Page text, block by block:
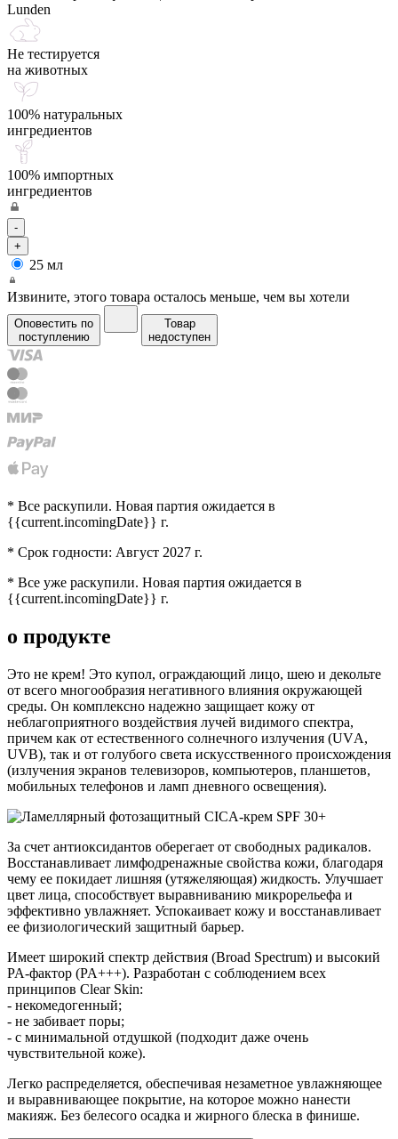
Не тестируется
на животных
100% натуральных
ингредиентов
100% импортных
ингредиентов
-
+
25 мл
Извините, этого товара осталось меньше, чем вы хотели
Оповестить по
поступлению
Товар
недоступен
* Все раскупили. Новая партия ожидается в
{{current.incomingDate}} г.
* Срок годности: Август 2027 г.
* Все уже раскупили. Новая партия ожидается в
{{current.incomingDate}} г.
о продукте
Это не крем! Это купол, ограждающий лицо, шею и декольте
от всего многообразия негативного влияния окружающей
среды. Он комплексно надежно защищает кожу от
неблагоприятного воздействия лучей видимого спектра,
причем как от естественного солнечного излучения (UVА,
UVВ), так и от голубого света искусственного происхождения
(излучения экранов телевизоров, компьютеров, планшетов,
мобильных телефонов и ламп дневного освещения).
За счет антиоксидантов оберегает от свободных радикалов.
Восстанавливает лимфодренажные свойства кожи, благодаря
чему ее покидает лишняя (утяжеляющая) жидкость. Улучшает
цвет лица, способствует выравниванию микрорельефа и
эффективно увлажняет. Успокаивает кожу и восстанавливает
ее физиологический защитный барьер.
Имеет широкий спектр действия (Broad Spectrum) и высокий
PA-фактор (PA+++). Разработан с соблюдением всех
принципов Clear Skin:
- некомедогенный;
- не забивает поры;
- с минимальной отдушкой (подходит даже очень
чувствительной коже).
Легко распределяется, обеспечивая незаметное увлажняющее
и выравнивающее покрытие, на которое можно нанести
макияж. Без белесого осадка и жирного блеска в финише.